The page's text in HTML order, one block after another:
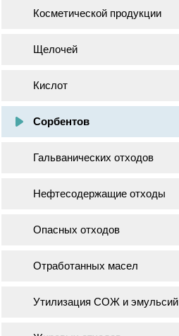
Косметической продукции
Щелочей
Кислот
Сорбентов
Гальванических отходов
Нефтесодержащие отходы
Опасных отходов
Отработанных масел
Утилизация СОЖ и эмульсий